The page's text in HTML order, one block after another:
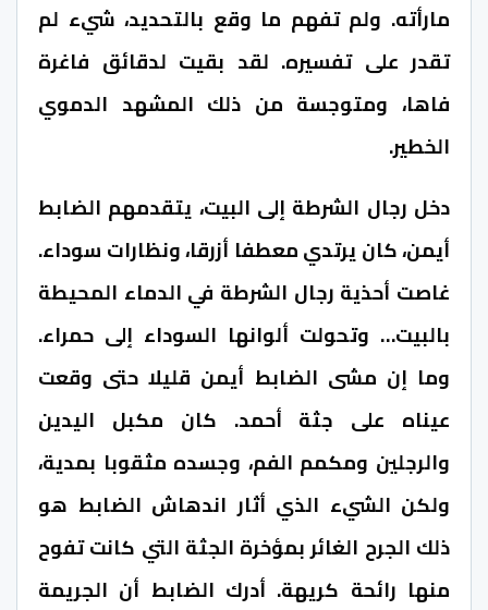
مارأته. ولم تفهم ما وقع بالتحديد، شيء لم
تقدر على تفسيره. لقد بقيت لدقائق فاغرة
فاها، ومتوجسة من ذلك المشهد الدموي
الخطير.
دخل رجال الشرطة إلى البيت، يتقدمهم الضابط
أيمن، كان يرتدي معطفا أزرقا، ونظارات سوداء.
غاصت أحذية رجال الشرطة في الدماء المحيطة
بالبيت… وتحولت ألوانها السوداء إلى حمراء.
وما إن مشى الضابط أيمن قليلا حتى وقعت
عيناه على جثة أحمد. كان مكبل اليدين
والرجلين ومكمم الفم، وجسده مثقوبا بمدية،
ولكن الشيء الذي أثار اندهاش الضابط هو
ذلك الجرح الغائر بمؤخرة الجثة التي كانت تفوح
منها رائحة كريهة. أدرك الضابط أن الجريمة